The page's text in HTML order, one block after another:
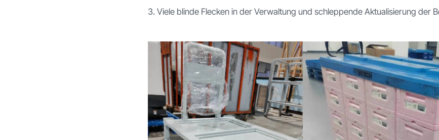
3. Viele blinde Flecken in der Verwaltung und schleppende Aktualisierung der